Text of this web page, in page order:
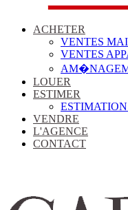
ACHETER
VENTES
VENTES
LOUER
ESTIMER
VENDRE
L'AGENCE
CONTACT